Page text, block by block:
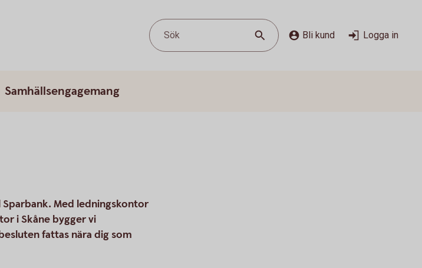
Sök Bli kund Logga in
Samhällsengagemang
Med ledningskontor
i Skåne bygger vi
fattas nära dig som